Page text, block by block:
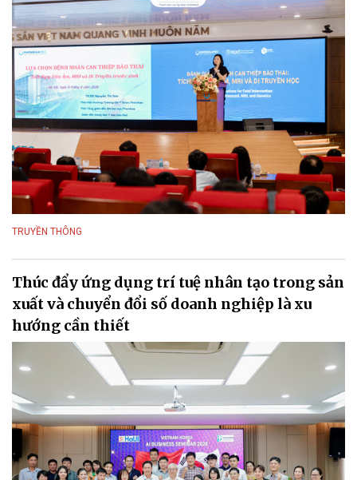
TRUYỀN THÔNG
Thúc đẩy ứng dụng trí tuệ nhân tạo trong sản
xuất và chuyển đổi số doanh nghiệp là xu
hướng cần thiết